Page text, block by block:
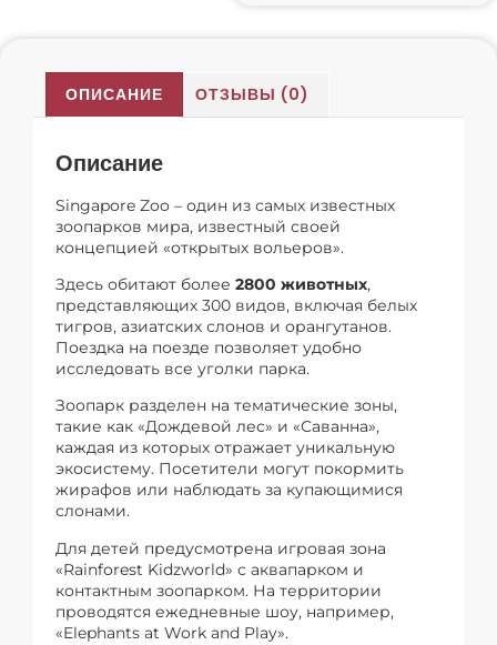
ОПИСАНИЕ ОТЗЫВЫ (0)
Описание
Singapore Zoo – один из самых известных
зоопарков мира, известный своей
концепцией «открытых вольеров».
Здесь обитают более 2800 животных,
представляющих 300 видов, включая белых
тигров, азиатских слонов и орангутанов.
Поездка на поезде позволяет удобно
исследовать все уголки парка.
Зоопарк разделен на тематические зоны,
такие как «Дождевой лес» и «Саванна»,
каждая из которых отражает уникальную
экосистему. Посетители могут покормить
жирафов или наблюдать за купающимися
слонами.
Для детей предусмотрена игровая зона
«Rainforest Kidzworld» с аквапарком и
контактным зоопарком. На территории
проводятся ежедневные шоу, например,
«Elephants at Work and Play».